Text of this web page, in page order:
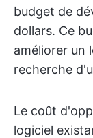
budget de
dollars. Ce
améliorer un
recherche
Le coût
logiciel